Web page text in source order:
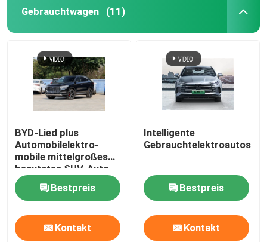
Gebrauchtwagen (11)
BYD-Lied plus
Automobilelektro-
mobile mittelgroßes
benutztes SUV-Auto
230km/h
Bestpreis
Kontakt
Intelligente
Gebrauchtelektroautos
Bestpreis
Kontakt